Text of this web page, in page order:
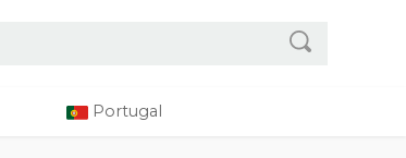
Portugal